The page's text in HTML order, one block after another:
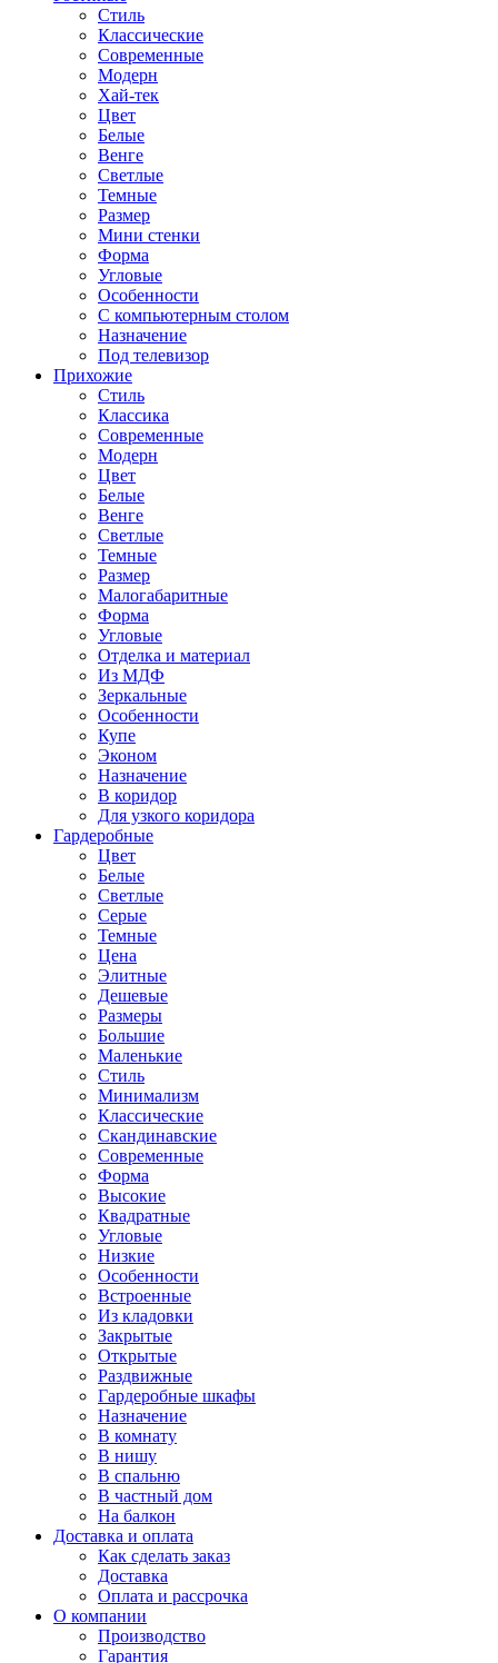
Стиль
Классические
Современные
Модерн
Хай-тек
Цвет
Белые
Венге
Светлые
Темные
Размер
Мини стенки
Форма
Угловые
Особенности
С компьютерным столом
Назначение
Под телевизор
Прихожие
Стиль
Классика
Современные
Модерн
Цвет
Белые
Венге
Светлые
Темные
Размер
Малогабаритные
Форма
Угловые
Отделка и материал
Из МДФ
Зеркальные
Особенности
Купе
Эконом
Назначение
В коридор
Для узкого коридора
Гардеробные
Цвет
Белые
Светлые
Серые
Темные
Цена
Элитные
Дешевые
Размеры
Большие
Маленькие
Стиль
Минимализм
Классические
Скандинавские
Современные
Форма
Высокие
Квадратные
Угловые
Низкие
Особенности
Встроенные
Из кладовки
Закрытые
Открытые
Раздвижные
Гардеробные шкафы
Назначение
В комнату
В нишу
В спальню
В частный дом
На балкон
Доставка и оплата
Как сделать заказ
Доставка
Оплата и рассрочка
О компании
Производство
Гарантия